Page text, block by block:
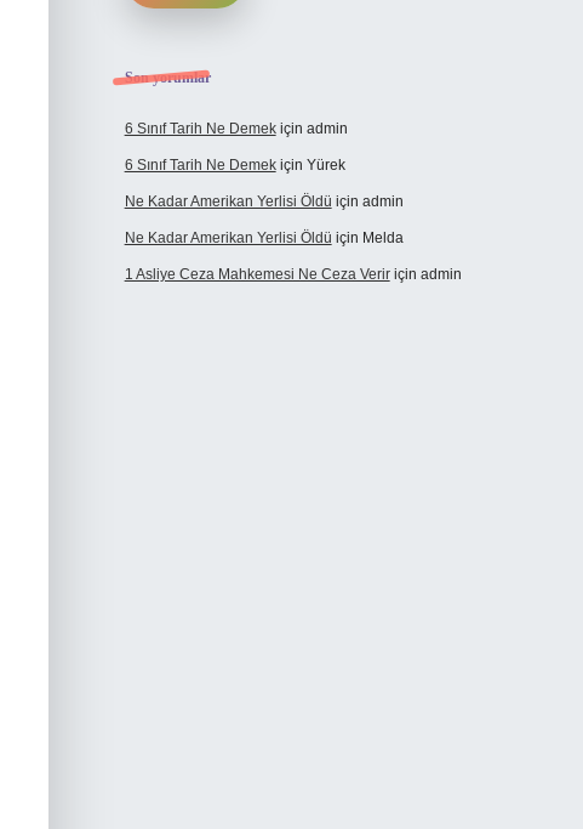
Son yorumlar
6 Sınıf Tarih Ne Demekiçin admin
6 Sınıf Tarih Ne Demekiçin Yürek
Ne Kadar Amerikan Yerlisi Öldü için admin
Ne Kadar Amerikan Yerlisi Öldü için Melda
1 Asliye Ceza Mahkemesi Ne Ceza Veririçin admin